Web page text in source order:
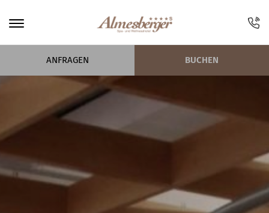
ANFRAGEN BUCHEN